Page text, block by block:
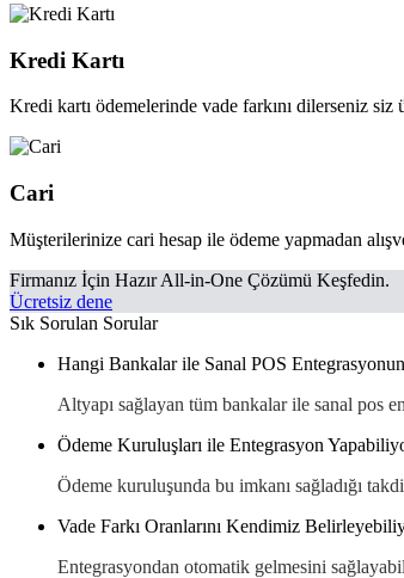
Kredi Kartı
Kredi kartı ödemelerinde vade farkını dilerseniz
Cari
Müşterilerinize cari hesap ile ödeme yapmadan
Firmanız İçin Hazır All-in-One Çözümü Keşfedin.
Ücretsiz dene
Sık Sorulan Sorular
Hangi Bankalar ile Sanal POS
Altyapı sağlayan tüm bankalar ile sanal pos
Ödeme Kuruluşları ile Entegrasyon
Ödeme kuruluşunda bu imkanı sağladığı
Vade Farkı Oranlarını Kendimiz
Entegrasyondan otomatik gelmesini